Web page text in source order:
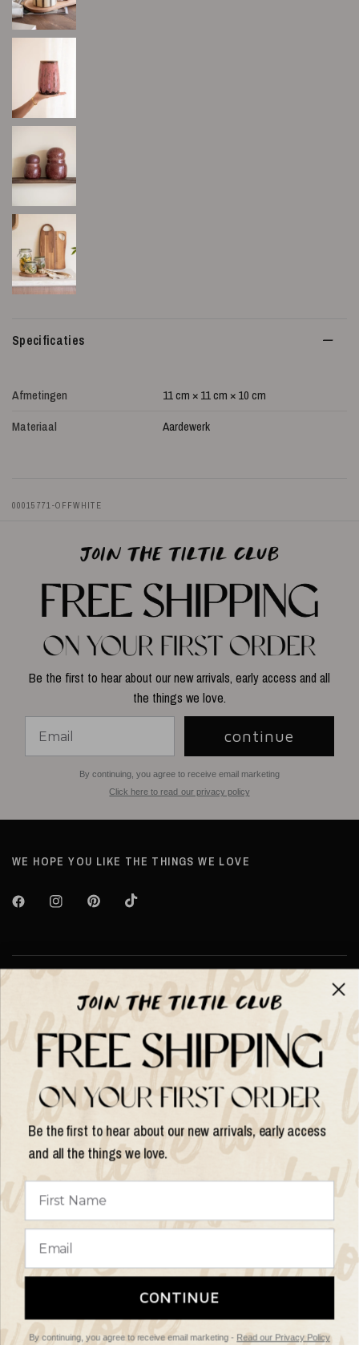
Specificaties
Afmetingen
11 cm × 11 cm × 10 cm
Materiaal
Aardewerk
00015771-OFFWHITE
Be the first to hear about our new arrivals, early access and all
the things we love.
continue
By continuing, you agree to receive email marketing
Click here to read our privacy policy
WE HOPE YOU LIKE THE THINGS WE LOVE
Over TILTIL
Help
Shop op
bijwerken
© 2026 Things I Like Things I Love, All rights reserved.
Be the first to hear about our new arrivals, early access
and all the things we love.
CONTINUE
By continuing, you agree to receive email marketing - Read our Privacy Policy